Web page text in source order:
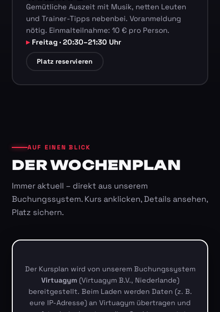
Gemütliche Auszeit mit Musik, netten Leuten
und Trainer-Tipps nebenbei. Voranmeldung
nötig. Einmalteilnahme: 10 € pro Person.
Freitag · 20:30–21:30 Uhr
Platz reservieren
AUF EINEN BLICK
DER WOCHENPLAN
Immer aktuell – direkt aus unserem
Buchungssystem. Kurs anklicken, Details ansehen,
Platz sichern.
Der Kursplan wird von unserem Buchungssystem
Virtuagym(Virtuagym B.V., Niederlande)
bereitgestellt. Beim Laden werden Daten (z. B.
eure IP-Adresse) an Virtuagym übertragen und